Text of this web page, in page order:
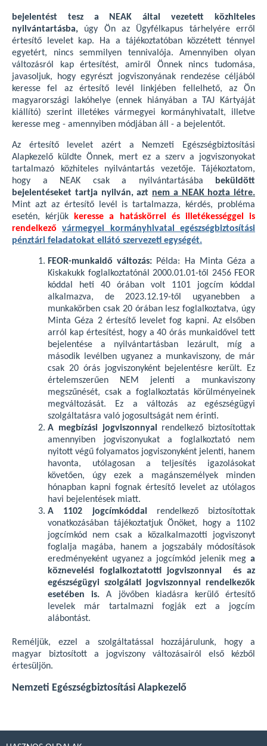
bejelentést tesz a NEAK által vezetett közhiteles
nyilvántartásba, úgy Ön az Ügyfélkapus tárhelyére erről
értesítő levelet kap. Ha a tájékoztatóban közzétett ténnyel
egyetért, nincs semmilyen tennivalója. Amennyiben olyan
változásról kap értesítést, amiről Önnek nincs tudomása,
javasoljuk, hogy egyrészt jogviszonyának rendezése céljából
keresse fel az értesítő levél linkjében fellelhető, az Ön
magyarországi lakóhelye (ennek hiányában a TAJ Kártyáját
kiállító) szerint illetékes vármegyei kormányhivatalt, illetve
keresse meg - amennyiben módjában áll - a bejelentőt.
Az értesítő levelet azért a Nemzeti Egészségbiztosítási
Alapkezelő küldte Önnek, mert ez a szerv a jogviszonyokat
tartalmazó közhiteles nyilvántartás vezetője. Tájékoztatom,
hogy a NEAK csak a nyilvántartásába
beküldött
bejelentéseket tartja nyilván, azt nem a NEAK hozta létre.
Mint azt az értesítő levél is tartalmazza, kérdés, probléma
esetén, kérjük
keresse a hatáskörrel és illetékességgel is
rendelkezővármegyei kormányhivatal egészségbiztosítási
pénztári feladatokat ellátó szervezeti egységét.
FEOR-munkaidő változás: Példa: Ha Minta Géza a
Kiskakukk foglalkoztatónál 2000.01.01-től 2456 FEOR
kóddal heti 40 órában volt 1101 jogcím kóddal
alkalmazva, de 2023.12.19-től ugyanebben a
munkakörben csak 20 órában lesz foglalkoztatva, úgy
Minta Géza 2 értesítő levelet fog kapni. Az elsőben
arról kap értesítést, hogy a 40 órás munkaidővel tett
bejelentése a nyilvántartásban lezárult, míg a
második levélben ugyanez a munkaviszony, de már
csak 20 órás jogviszonyként bejelentésre került. Ez
értelemszerűen NEM jelenti a munkaviszony
megszűnését, csak a foglalkoztatás körülményeinek
megváltozását. Ez a változás az egészségügyi
szolgáltatásra való jogosultságát nem érinti.
A megbízási jogviszonnyal
rendelkező biztosítottak
amennyiben jogviszonyukat a foglalkoztató nem
nyitott végű folyamatos jogviszonyként jelenti, hanem
havonta, utólagosan a teljesítés igazolásokat
követően, úgy ezek a magánszemélyek minden
hónapban kapni fognak értesítő levelet az utólagos
havi bejelentések miatt.
A 1102 jogcímkóddal
rendelkező biztosítottak
vonatkozásában tájékoztatjuk Önöket, hogy a 1102
jogcímkód nem csak a közalkalmazotti jogviszonyt
foglalja magába, hanem a jogszabály módosítások
eredményeként ugyanez a jogcímkód jelenik meg a
köznevelési foglalkoztatotti jogviszonnyal és az
egészségügyi szolgálati jogviszonnyal rendelkezők
esetében is. A jövőben kiadásra kerülő értesítő
levelek már tartalmazni fogják ezt a jogcím
alábontást.
Reméljük, ezzel a szolgáltatással hozzájárulunk, hogy a
magyar biztosított a jogviszony változásairól első kézből
értesüljön.
Nemzeti Egészségbiztosítási Alapkezelő